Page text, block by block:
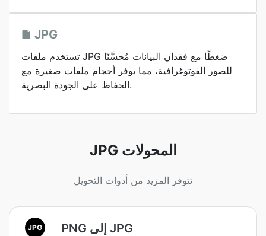
JPG
تستخدم ملفات JPG ضغطًا مع فقدان البيانات مُحسَّنًا
للصور الفوتوغرافية، مما يوفر أحجام ملفات صغيرة مع
الحفاظ على الجودة البصرية.
JPG المحولات
تتوفر المزيد من أدوات التحويل
JPG PNG إلى JPG